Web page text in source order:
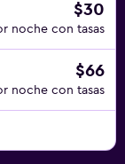
$30
noche con tasas
$66
noche con tasas